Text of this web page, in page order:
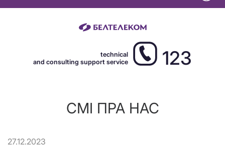
technical
and consulting support service
123
СМІ ПРА НАС
27.12.2023